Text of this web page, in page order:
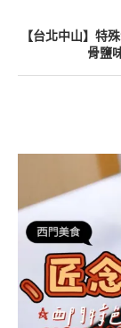
【台北中山】特
骨鹽